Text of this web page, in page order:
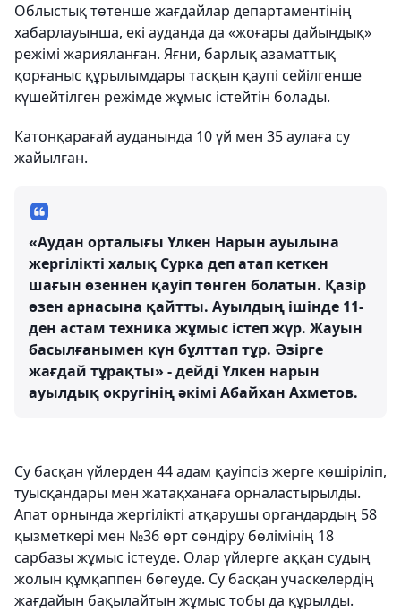
Облыстық төтенше жағдайлар департаментінің
хабарлауынша, екі ауданда да «жоғары дайындық»
режімі жарияланған. Яғни, барлық азаматтық
қорғаныс құрылымдары тасқын қаупі сейілгенше
күшейтілген режімде жұмыс істейтін болады.
Катонқарағай ауданында 10 үй мен 35 аулаға су
жайылған.
«Аудан орталығы Үлкен Нарын ауылына
жергілікті халық Сурка деп атап кеткен
шағын өзеннен қауіп төнген болатын. Қазір
өзен арнасына қайтты. Ауылдың ішінде 11-
ден астам техника жұмыс істеп жүр. Жауын
басылғанымен күн бұлттап тұр. Әзірге
жағдай тұрақты» - дейді Үлкен нарын
ауылдық округінің әкімі Абайхан Ахметов.
Су басқан үйлерден 44 адам қауіпсіз жерге көшіріліп,
туысқандары мен жатақханаға орналастырылды.
Апат орнында жергілікті атқарушы органдардың 58
қызметкері мен №36 өрт сөндіру бөлімінің 18
сарбазы жұмыс істеуде. Олар үйлерге аққан судың
жолын құмқаппен бөгеуде. Су басқан учаскелердің
жағдайын бақылайтын жұмыс тобы да құрылды.